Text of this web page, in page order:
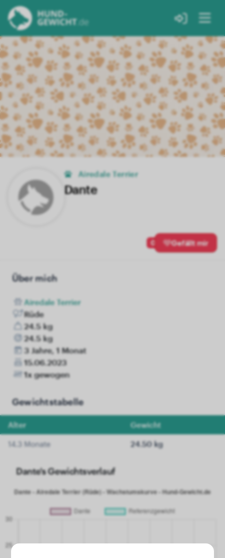
Airedale Terrier
Dante
0 Gefällt mir
Über mich
Airedale Terrier
Rüde
24.5 kg
24.5 kg
3 Jahre, 1 Monat
15.06.2023
1x gewogen
Gewichtstabelle
Alter Gewicht
14.3 Monate 24.50 kg
Dante's Gewichtsverlauf